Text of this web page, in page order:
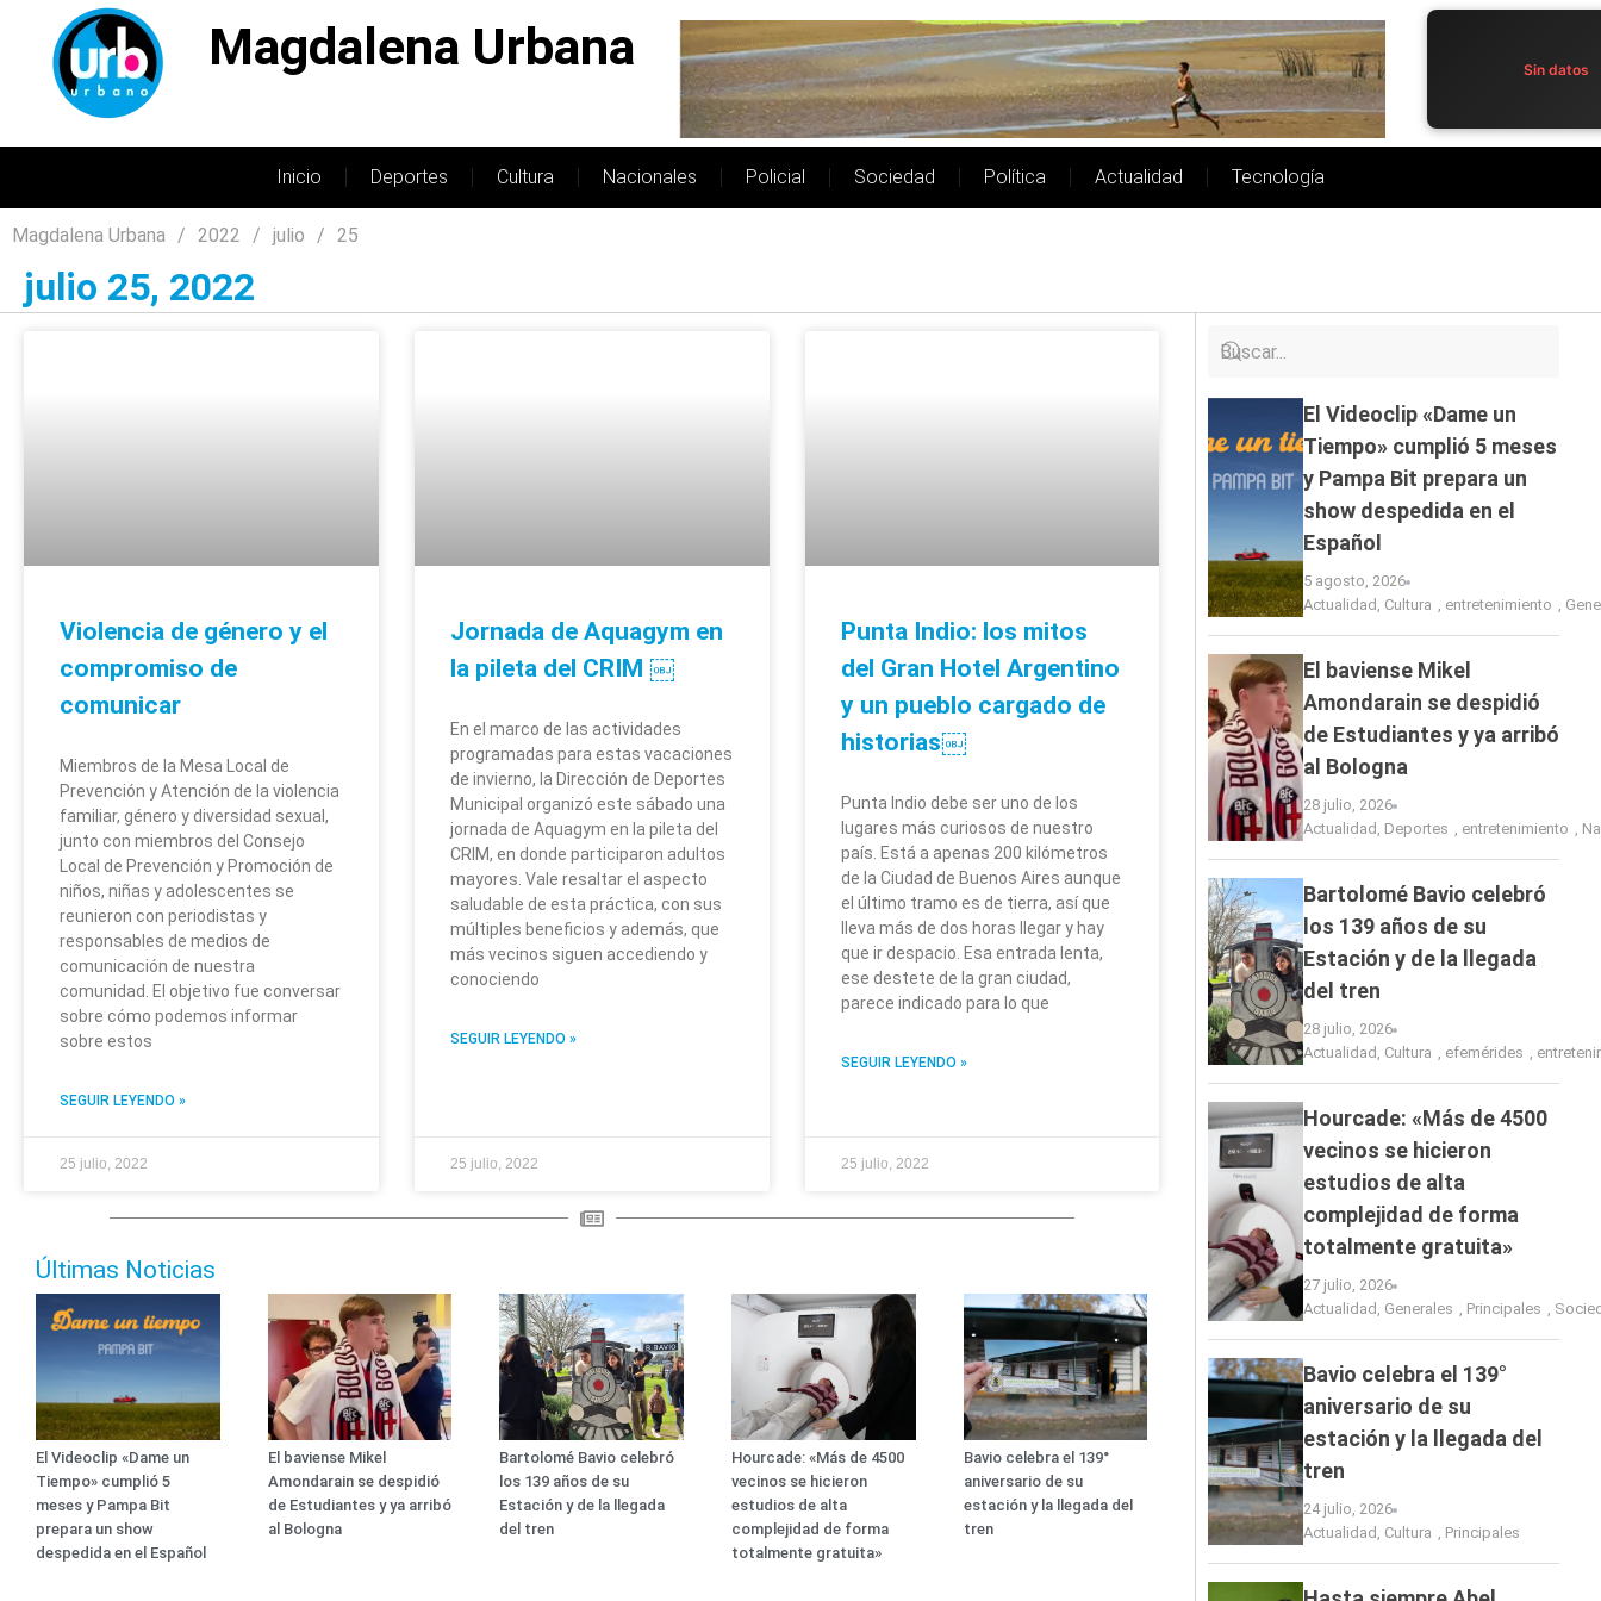
Magdalena Urbana Sin datos
Inicio Deportes Cultura Nacionales Policial Sociedad Política Actualidad Tecnología
Magdalena Urbana 2022 julio 25
julio 25, 2022
Violencia de género y el
compromiso de
comunicar
Miembros de la Mesa Local de
Prevención y Atención de la violencia
familiar, género y diversidad sexual,
junto con miembros del Consejo
Local de Prevención y Promoción de
niños, niñas y adolescentes se
reunieron con periodistas y
responsables de medios de
comunicación de nuestra
comunidad. El objetivo fue conversar
sobre cómo podemos informar
sobre estos
SEGUIR LEYENDO »
25 julio, 2022
Jornada de Aquagym en
la pileta del CRIM ￼
En el marco de las actividades
programadas para estas vacaciones
de invierno, la Dirección de Deportes
Municipal organizó este sábado una
jornada de Aquagym en la pileta del
CRIM, en donde participaron adultos
mayores. Vale resaltar el aspecto
saludable de esta práctica, con sus
múltiples beneficios y además, que
más vecinos siguen accediendo y
conociendo
SEGUIR LEYENDO »
25 julio, 2022
Punta Indio: los mitos
del Gran Hotel Argentino
y un pueblo cargado de
historias￼
Punta Indio debe ser uno de los
lugares más curiosos de nuestro
país. Está a apenas 200 kilómetros
de la Ciudad de Buenos Aires aunque
el último tramo es de tierra, así que
lleva más de dos horas llegar y hay
que ir despacio. Esa entrada lenta,
ese destete de la gran ciudad,
parece indicado para lo que
SEGUIR LEYENDO »
25 julio, 2022
Últimas Noticias
El Videoclip «Dame un
Tiempo» cumplió 5
meses y Pampa Bit
prepara un show
despedida en el Español
El baviense Mikel
Amondarain se despidió
de Estudiantes y ya arribó
al Bologna
Bartolomé Bavio celebró
los 139 años de su
Estación y de la llegada
del tren
Hourcade: «Más de 4500
vecinos se hicieron
estudios de alta
complejidad de forma
totalmente gratuita»
Bavio celebra el 139°
aniversario de su
estación y la llegada del
tren
El Videoclip «Dame un
Tiempo» cumplió 5 meses
y Pampa Bit prepara un
show despedida en el
Español
5 agosto, 2026
Actualidad , Cultura , entretenimiento ,
El baviense Mikel
Amondarain se despidió
de Estudiantes y ya arribó
al Bologna
28 julio, 2026
Actualidad , Deportes , entretenimiento ,
Bartolomé Bavio celebró
los 139 años de su
Estación y de la llegada
del tren
28 julio, 2026
Actualidad , Cultura , efemérides ,
Hourcade: «Más de 4500
vecinos se hicieron
estudios de alta
complejidad de forma
totalmente gratuita»
27 julio, 2026
Actualidad , Generales , Principales ,
Bavio celebra el 139°
aniversario de su
estación y la llegada del
tren
24 julio, 2026
Actualidad , Cultura , Principales